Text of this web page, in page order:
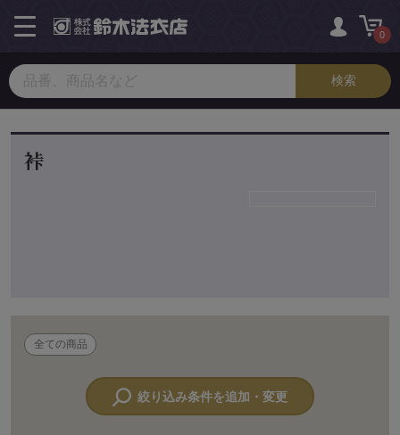
0
toggle
navigation
裃
全ての商品
絞り込み条件を追加・変更